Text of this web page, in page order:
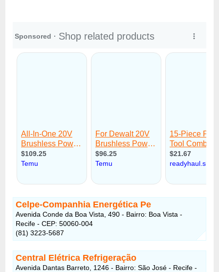
Celpe-Companhia Energética Pe
Avenida Conde da Boa Vista, 490 - Bairro: Boa Vista -
Recife - CEP: 50060-004
(81) 3223-5687
Central Elétrica Refrigeração
Avenida Dantas Barreto, 1246 - Bairro: São José - Recife -